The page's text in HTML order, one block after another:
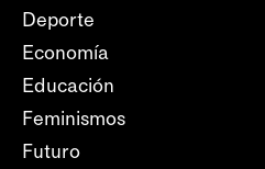
Deporte
Economía
Educación
Feminismos
Futuro